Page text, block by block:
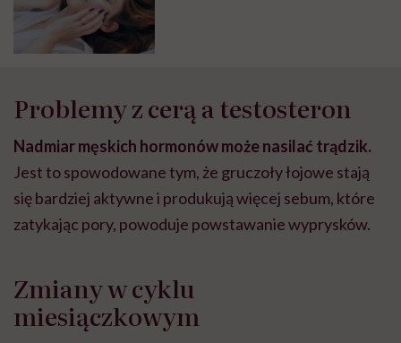
Problemy z cerą a testosteron
Nadmiar męskich hormonów może nasilać trądzik.
Jest to spowodowane tym, że gruczoły łojowe stają
się bardziej aktywne i produkują więcej sebum, które
zatykając pory, powoduje powstawanie wyprysków.
Zmiany w cyklu
miesiączkowym